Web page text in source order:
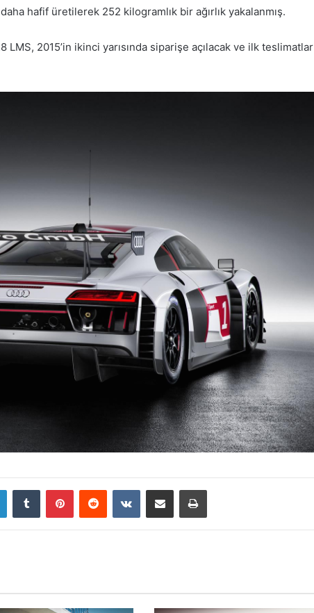
hafif üretilerek 252 kilogramlık bir ağırlık yakalanmış.
2015’in ikinci yarısında siparişe açılacak ve ilk teslimatlar